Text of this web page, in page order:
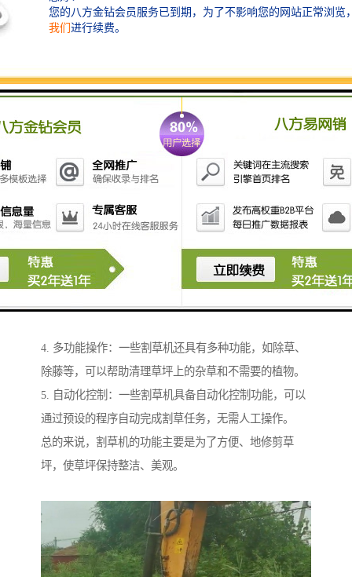
割草机的主要功能是割草，它可以快速、地修剪草坪上
的草。除了割草外，割草机还可以具有以下功能：
1. 调整割草高度：割草机通常配有可调节的割草高度选
项，可以根据需要将割草刀的高度调整到合适的位置。
2. 收集草渣：一些割草机配备了草渣收集器，可以将割
下的草渣集中起来，便于清理和处理。
4. 多功能操作：一些割草机还具有多种功能，如除草、
除藤等，可以帮助清理草坪上的杂草和不需要的植物。
5. 自动化控制：一些割草机具备自动化控制功能，可以
通过预设的程序自动完成割草任务，无需人工操作。
总的来说，割草机的功能主要是为了方便、地修剪草
坪，使草坪保持整洁、美观。